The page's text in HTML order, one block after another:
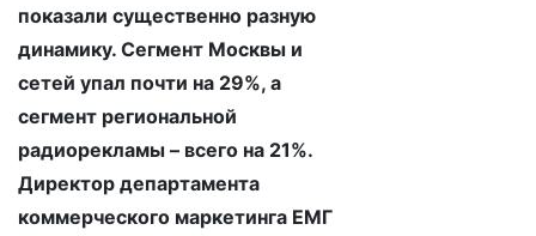
показали существенно разную
динамику. Сегмент Москвы и
сетей упал почти на 29%, а
сегмент региональной
радиорекламы – всего на 21%.
Директор департамента
коммерческого маркетинга ЕМГ